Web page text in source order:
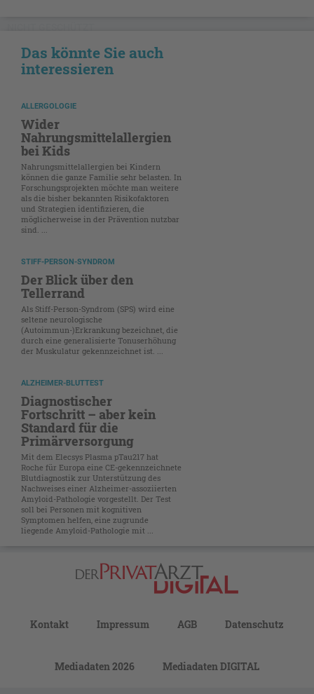
Das könnte Sie auch
interessieren
ALLERGOLOGIE
Wider
Nahrungsmittelallergien
bei Kids
Nahrungsmittelallergien bei Kindern
können die ganze Familie sehr belasten. In
Forschungsprojekten möchte man weitere
als die bisher bekannten Risikofaktoren
und Strategien identifizieren, die
möglicherweise in der Prävention nutzbar
sind. ...
STIFF-PERSON-SYNDROM
Der Blick über den
Tellerrand
Als Stiff-Person-Syndrom (SPS) wird eine
seltene neurologische
(Autoimmun-)Erkrankung bezeichnet, die
durch eine generalisierte Tonuserhöhung
der Muskulatur gekennzeichnet ist. ...
ALZHEIMER-BLUTTEST
Diagnostischer
Fortschritt – aber kein
Standard für die
Primärversorgung
Mit dem Elecsys Plasma pTau217 hat
Roche für Europa eine CE-gekennzeichnete
Blutdiagnostik zur Unterstützung des
Nachweises einer Alzheimer-assoziierten
Amyloid-Pathologie vorgestellt. Der Test
soll bei Personen mit kognitiven
Symptomen helfen, eine zugrunde
liegende Amyloid-Pathologie mit ...
Kontakt Impressum AGB Datenschutz
Mediadaten 2026 Mediadaten DIGITAL